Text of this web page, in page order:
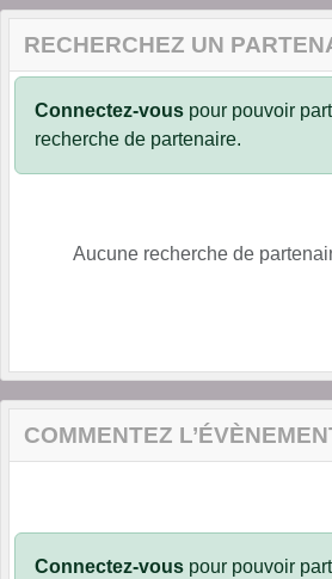
RECHERCHEZ UN
Connectez-vous pour pouvoir
recherche de partenaire.
Aucune recherche de
COMMENTEZ
Connectez-vous pour pouvoir